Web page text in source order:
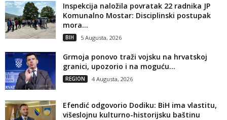
Inspekcija naložila povratak 22 radnika JP
Komunalno Mostar: Disciplinski postupak
mora...
BIH 5 Augusta, 2026
Grmoja ponovo traži vojsku na hrvatskoj
granici, upozorio i na moguću...
REGION 4 Augusta, 2026
Efendić odgovorio Dodiku: BiH ima vlastitu,
višeslojnu kulturno-historijsku baštinu